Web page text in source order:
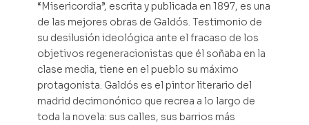
“Misericordia”, escrita y publicada en 1897, es una
de las mejores obras de Galdós. Testimonio de
su desilusión ideológica ante el fracaso de los
objetivos regeneracionistas que él soñaba en la
clase media, tiene en el pueblo su máximo
protagonista. Galdós es el pintor literario del
madrid decimonónico que recrea a lo largo de
toda la novela: sus calles, sus barrios más